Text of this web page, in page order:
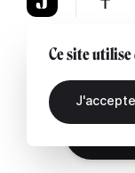
À propos
Ce site utilise
J'accepte